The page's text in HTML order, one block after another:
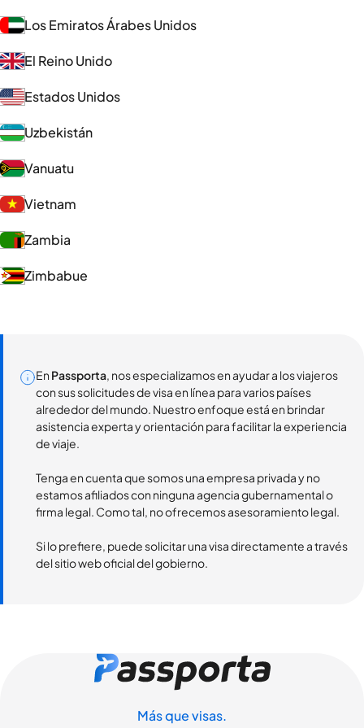
Los Emiratos Árabes Unidos
El Reino Unido
Estados Unidos
Uzbekistán
Vanuatu
Vietnam
Zambia
Zimbabue
En Passporta, nos especializamos en ayudar a los viajeros
con sus solicitudes de visa en línea para varios países
alrededor del mundo. Nuestro enfoque está en brindar
asistencia experta y orientación para facilitar la experiencia
de viaje.
Tenga en cuenta que somos una empresa privada y no
estamos afiliados con ninguna agencia gubernamental o
firma legal. Como tal, no ofrecemos asesoramiento legal.
Si lo prefiere, puede solicitar una visa directamente a través
del sitio web oficial del gobierno.
Más que visas.